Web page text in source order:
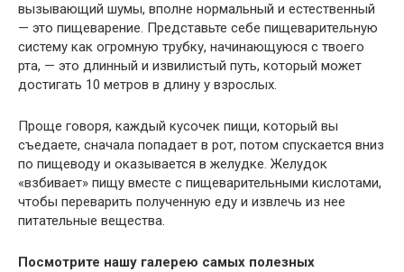
вызывающий шумы, вполне нормальный и естественный
— это пищеварение. Представьте себе пищеварительную
систему как огромную трубку, начинающуюся с твоего
рта, — это длинный и извилистый путь, который может
достигать 10 метров в длину у взрослых.
Проще говоря, каждый кусочек пищи, который вы
съедаете, сначала попадает в рот, потом спускается вниз
по пищеводу и оказывается в желудке. Желудок
«взбивает» пищу вместе с пищеварительными кислотами,
чтобы переварить полученную еду и извлечь из нее
питательные вещества.
Посмотрите нашу галерею самых полезных